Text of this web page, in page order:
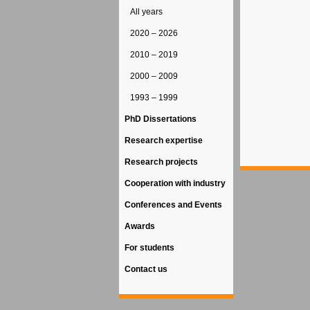
All years
2020 – 2026
2010 – 2019
2000 – 2009
1993 – 1999
PhD Dissertations
Research expertise
Research projects
Cooperation with industry
Conferences and Events
Awards
For students
Contact us